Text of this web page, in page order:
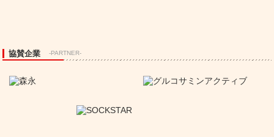
協賛企業 -PARTNER-